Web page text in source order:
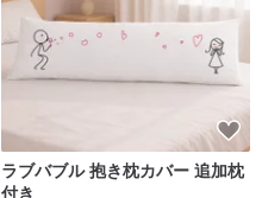
ラブバブル 抱き枕カバー 追加枕
付き